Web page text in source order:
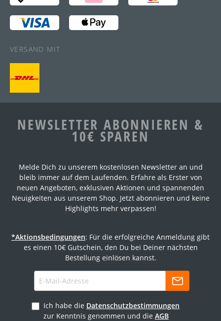
VERSAND MIT
NEWSLETTER ABONNIEREN &
10€ SPAREN
Melde Dich zu unserem kostenlosen Newsletter an und
bleib immer auf dem Laufenden. Erfahre als Erster von
neuen Angeboten, exklusiven Aktionen und spannenden
Neuigkeiten aus unserem Shop. Jetzt abonnieren und keine
Highlights mehr verpassen!
*Aktionsbedingungen: Für die erfolgreiche Anmeldung gibt
es einen 10€ Gutschein, den Du bei Deiner nächsten
Bestellung einlösen kannst.
Ich habe die Datenschutzbestimmungen
zur Kenntnis genommen und die AGB